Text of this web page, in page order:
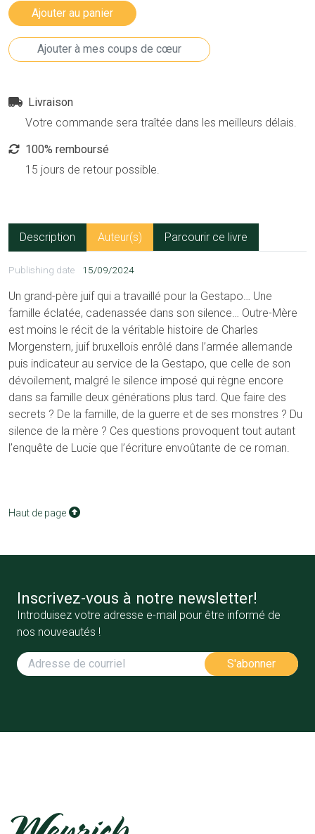
Livraison
Votre commande sera traîtée dans les meilleurs délais.
100% remboursé
15 jours de retour possible.
Description Auteur(s) Parcourir ce livre
Publishing date 15/09/2024
Un grand-père juif qui a travaillé pour la Gestapo… Une
famille éclatée, cadenassée dans son silence… Outre-Mère
est moins le récit de la véritable histoire de Charles
Morgenstern, juif bruxellois enrôlé dans l’armée allemande
puis indicateur au service de la Gestapo, que celle de son
dévoilement, malgré le silence imposé qui règne encore
dans sa famille deux générations plus tard. Que faire des
secrets ? De la famille, de la guerre et de ses monstres ? Du
silence de la mère ? Ces questions provoquent tout autant
l’enquête de Lucie que l’écriture envoûtante de ce roman.
Haut de page
Inscrivez-vous à notre newsletter!
Introduisez votre adresse e-mail pour être informé de
nos nouveautés !